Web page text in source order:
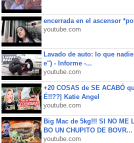
encerrada en el ascensor
youtube.com
Lavado de auto: lo que
e") - Informe -...
youtube.com
+20 COSAS de SE ACABÓ
É!!??| Katie Angel
youtube.com
Big Mac de 5kg!!! SI NO ME
BO UN CHUPITO DE BOVR...
youtube.com